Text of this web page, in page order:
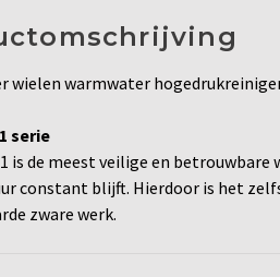
wielen warmwater
serie
is de meest veilige en
constant blijft. Hierdoor is het
zware werk.